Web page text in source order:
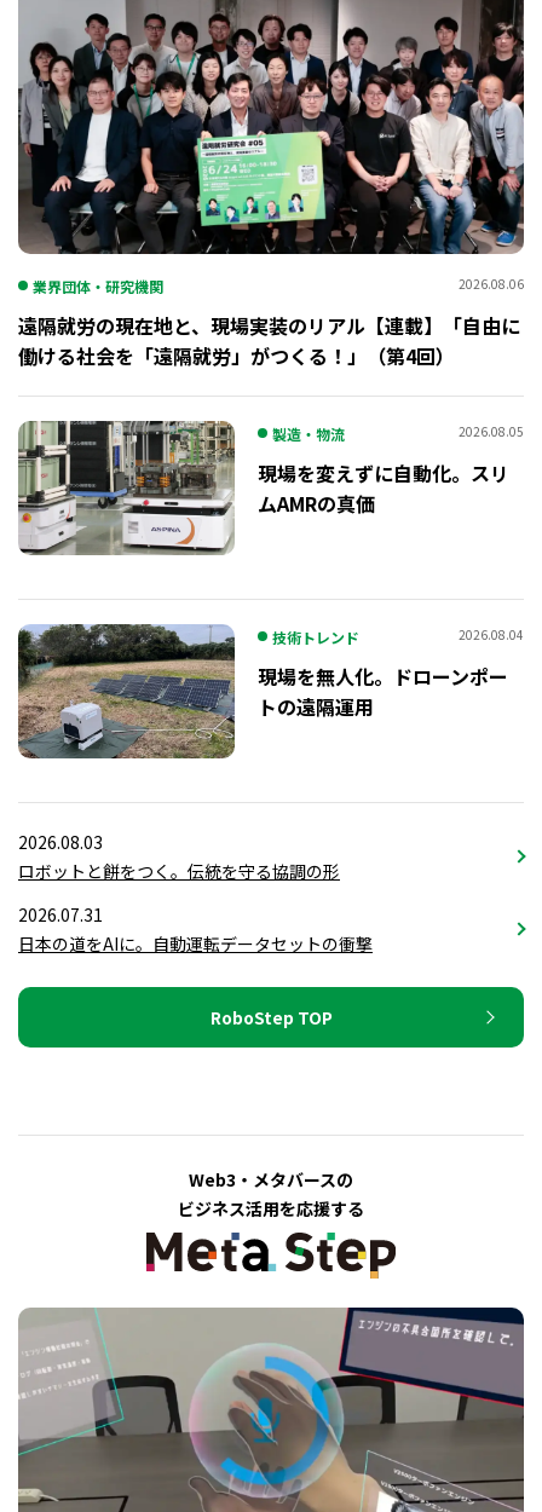
業界団体・研究機関 2026.08.06
遠隔就労の現在地と、現場実装のリアル【連載】「自由に
働ける社会を「遠隔就労」がつくる！」（第4回）
製造・物流 2026.08.05
現場を変えずに自動化。スリ
ムAMRの真価
技術トレンド 2026.08.04
現場を無人化。ドローンポー
トの遠隔運用
2026.08.03
ロボットと餅をつく。伝統を守る協調の形
2026.07.31
日本の道をAIに。自動運転データセットの衝撃
RoboStep TOP
Web3・メタバースの
ビジネス活用を応援する